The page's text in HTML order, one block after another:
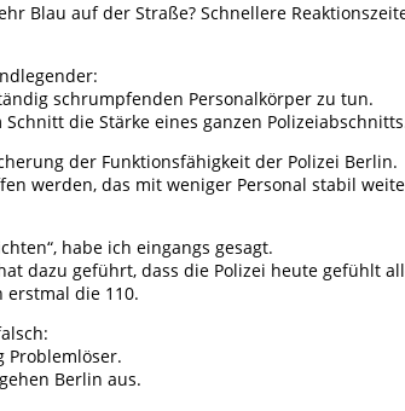
Blau auf der Straße? Schnellere
schrumpfenden Personalkörper zu tun.
Schnitt die Stärke eines ganzen
der Funktionsfähigkeit der Polizei Berlin.
werden, das mit weniger Personal stabil
habe ich eingangs gesagt.
dazu geführt, dass die Polizei heute gefühlt
die 110.
Problemlöser.
Berlin aus.